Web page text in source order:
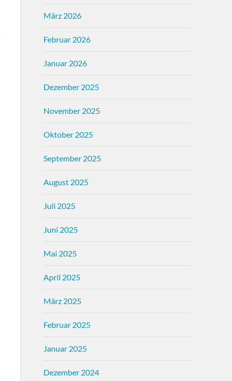
März 2026
Februar 2026
Januar 2026
Dezember 2025
November 2025
Oktober 2025
September 2025
August 2025
Juli 2025
Juni 2025
Mai 2025
April 2025
März 2025
Februar 2025
Januar 2025
Dezember 2024